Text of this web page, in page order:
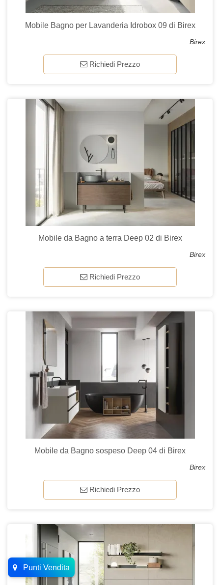
Mobile Bagno per Lavanderia Idrobox 09 di Birex
Birex
Richiedi Prezzo
Mobile da Bagno a terra Deep 02 di Birex
Birex
Richiedi Prezzo
Mobile da Bagno sospeso Deep 04 di Birex
Birex
Richiedi Prezzo
Punti Vendita